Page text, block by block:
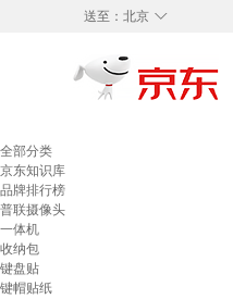
◇
送至： 北京
全部分类
京东知识库
品牌排行榜
普联摄像头
一体机
收纳包
键盘贴
键帽贴纸